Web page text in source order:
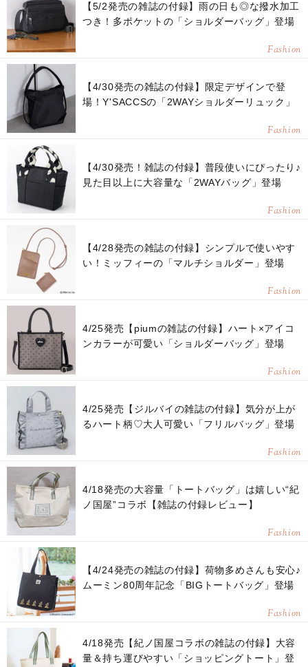
【5/2発売の雑誌の付録】雨の日も◎な撥水加工
つき！多ポケットの「ショルダーバッグ」登場
Fashion
【4/30発売の雑誌の付録】限定デザインで登
場！Y'SACCSの「2WAYショルダーリュック」
Fashion
【4/30発売！雑誌の付録】普段使いにぴったり♪
見た目以上に大容量な「2WAYバッグ」登場
Fashion
【4/28発売の雑誌の付録】シンプルで使いやす
い！ミッフィーの「マルチショルダー」登場
Fashion
4/25発売【piumの雑誌の付録】ハート×アイコ
ンカラーが可愛い「ショルダーバッグ」登場
Fashion
4/25発売【ジルバイの雑誌の付録】気分が上が
るハート柄♡大人可愛い「フリルバッグ」登場
Fashion
4/18発売の大容量「トートバッグ」は嬉しい“紀
ノ国屋”コラボ【雑誌の付録レビュー】
Fashion
【4/24発売の雑誌の付録】荷物多めさんも安心♪
ムーミン80周年記念「BIGトートバッグ」登場
Fashion
4/18発売【紀ノ国屋コラボの雑誌の付録】大容
量＆持ち運びやすい「ショッピングトート」登